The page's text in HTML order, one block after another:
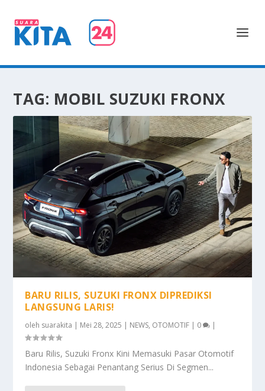
TAG: MOBIL SUZUKI FRONX
BARU RILIS, SUZUKI FRONX DIPREDIKSI
LANGSUNG LARIS!
oleh suarakita Mei 28, 2025 NEWS, OTOMOTIF 0
Baru Rilis, Suzuki Fronx Kini Memasuki Pasar Otomotif
Indonesia Sebagai Penantang Serius Di Segmen...